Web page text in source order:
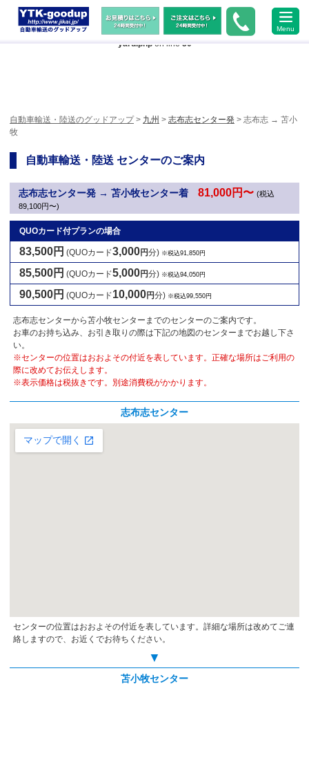
Warning: Undefined array key "HTTP_ACCEPT_LANGUAGE" in
/home/xs483473/jikai.jp/public_html/wp-content/themes/ytk2018/header-
yard.phpon line50
Menu
自動車輸送・陸送のグッドアップ> 九州 > 志布志センター発 > 志布志 → 苫小
牧
自動車輸送・陸送 センターのご案内
志布志センター発 → 苫小牧センター着81,000円〜 (税込
89,100円〜)
QUOカード付プランの場合
83,500円 (QUOカード3,000円分) ※税込91,850円
85,500円 (QUOカード5,000円分) ※税込94,050円
90,500円 (QUOカード10,000円分) ※税込99,550円
志布志センターから苫小牧センターまでのセンターのご案内です。
お車のお持ち込み、お引き取りの際は下記の地図のセンターまでお越し下さ
い。
※センターの位置はおおよその付近を表しています。正確な場所はご利用の
際に改めてお伝えします。
※表示価格は税抜きです。別途消費税がかかります。
志布志センター
センターの位置はおおよその付近を表しています。詳細な場所は改めてご連
絡しますので、お近くでお待ちください。
▼
苫小牧センター